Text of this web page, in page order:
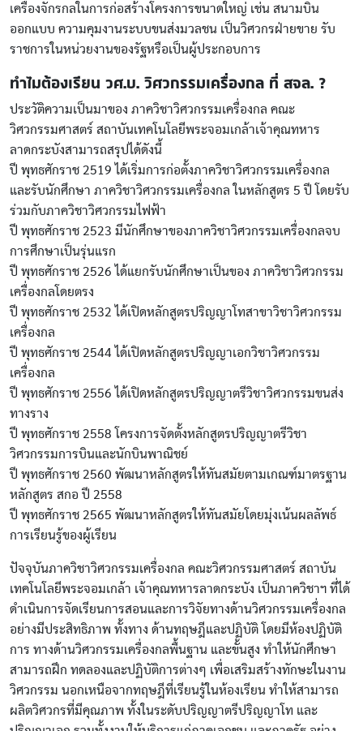
เครื่องจักรกลในการก่อสร้างโครงการขนาดใหญ่ เช่น สนามบิน
ออกแบบ ความคุมงานระบบขนส่งมวลชน เป็นวิศวกรฝ่ายขาย รับ
ราชการในหน่วยงานของรัฐหรือเป็นผู้ประกอบการ
ทำไมต้องเรียน วศ.บ. วิศวกรรมเครื่องกล ที่ สจล. ?
ประวัติความเป็นมาของ ภาควิชาวิศวกรรมเครื่องกล คณะ
วิศวกรรมศาสตร์ สถาบันเทคโนโลยีพระจอมเกล้าเจ้าคุณทหาร
ลาดกระบังสามารถสรุปได้ดังนี้
ปี พุทธศักราช 2519 ได้เริ่มการก่อตั้งภาควิชาวิศวกรรมเครื่องกล
และรับนักศึกษา ภาควิชาวิศวกรรมเครื่องกล ในหลักสูตร 5 ปี โดยรับ
ร่วมกับภาควิชาวิศวกรรมไฟฟ้า
ปี พุทธศักราช 2523 มีนักศึกษาของภาควิชาวิศวกรรมเครื่องกลจบ
การศึกษาเป็นรุ่นแรก
ปี พุทธศักราช 2526 ได้แยกรับนักศึกษาเป็นของ ภาควิชาวิศวกรรม
เครื่องกลโดยตรง
ปี พุทธศักราช 2532 ได้เปิดหลักสูตรปริญญาโทสาขาวิชาวิศวกรรม
เครื่องกล
ปี พุทธศักราช 2544 ได้เปิดหลักสูตรปริญญาเอกวิชาวิศวกรรม
เครื่องกล
ปี พุทธศักราช 2556 ได้เปิดหลักสูตรปริญญาตรีวิชาวิศวกรรมขนส่ง
ทางราง
ปี พุทธศักราช 2558 โครงการจัดตั้งหลักสูตรปริญญาตรีวิชา
วิศวกรรมการบินและนักบินพาณิชย์
ปี พุทธศักราช 2560 พัฒนาหลักสูตรให้ทันสมัยตามเกณฑ์มาตรฐาน
หลักสูตร สกอ ปี 2558
ปี พุทธศักราช 2565 พัฒนาหลักสูตรให้ทันสมัยโดยมุ่งเน้นผลลัพธ์
การเรียนรู้ของผู้เรียน
ปัจจุบันภาควิชาวิศวกรรมเครื่องกล คณะวิศวกรรมศาสตร์ สถาบัน
เทคโนโลยีพระจอมเกล้า เจ้าคุณทหารลาดกระบัง เป็นภาควิชาฯ ที่ได้
ดำเนินการจัดเรียนการสอนและการวิจัยทางด้านวิศวกรรมเครื่องกล
อย่างมีประสิทธิภาพ ทั้งทาง ด้านทฤษฎีและปฏิบัติ โดยมีห้องปฏิบัติ
การ ทางด้านวิศวกรรมเครื่องกลพื้นฐาน และขั้นสูง ทำให้นักศึกษา
สามารถฝึก ทดลองและปฏิบัติการต่างๆ เพื่อเสริมสร้างทักษะในงาน
วิศวกรรม นอกเหนือจากทฤษฎีที่เรียนรู้ในห้องเรียน ทำให้สามารถ
ผลิตวิศวกรที่มีคุณภาพ ทั้งในระดับปริญญาตรีปริญญาโท และ